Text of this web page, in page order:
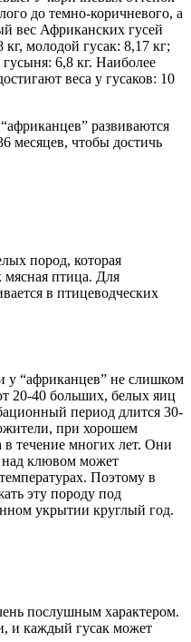
до темно-коричневого, а
вес Африканских гусей
молодой гусак: 8,17 кг;
гусыня: 6,8 кг. Наиболее
веса у гусаков: 10
развиваются
месяцев, чтобы достичь
пород, которая
мясная птица. Для
в птицеводческих
у “африканцев” не слишком
20-40 больших, белых яиц
период длится 30-
при хорошем
течение многих лет. Они
над клювом может
Поэтому в
эту породу под
укрытии круглый год.
послушным характером.
и каждый гусак может